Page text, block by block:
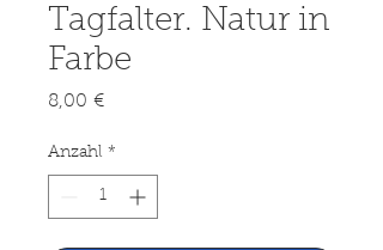
Tagfalter. Natur in
Farbe
8,00 €Preis
Anzahl *